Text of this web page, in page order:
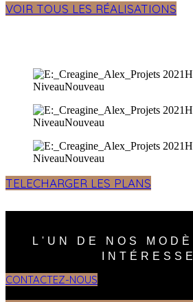
VOIR TOUS LES RÉALISATIONS
TELECHARGER LES PLANS
L'UN DE NOS
CONTACTEZ-NOUS